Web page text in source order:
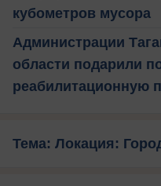
кубометров мусора
Администрации
области подарили
реабилитационную
Тема: Локация: